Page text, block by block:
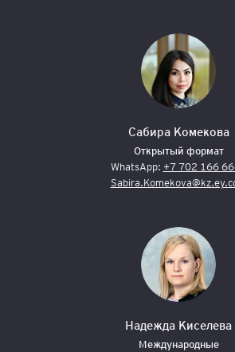
Сабира Комекова
Открытый формат
WhatsApp: +7 702 166
Надежда Киселева
Международные